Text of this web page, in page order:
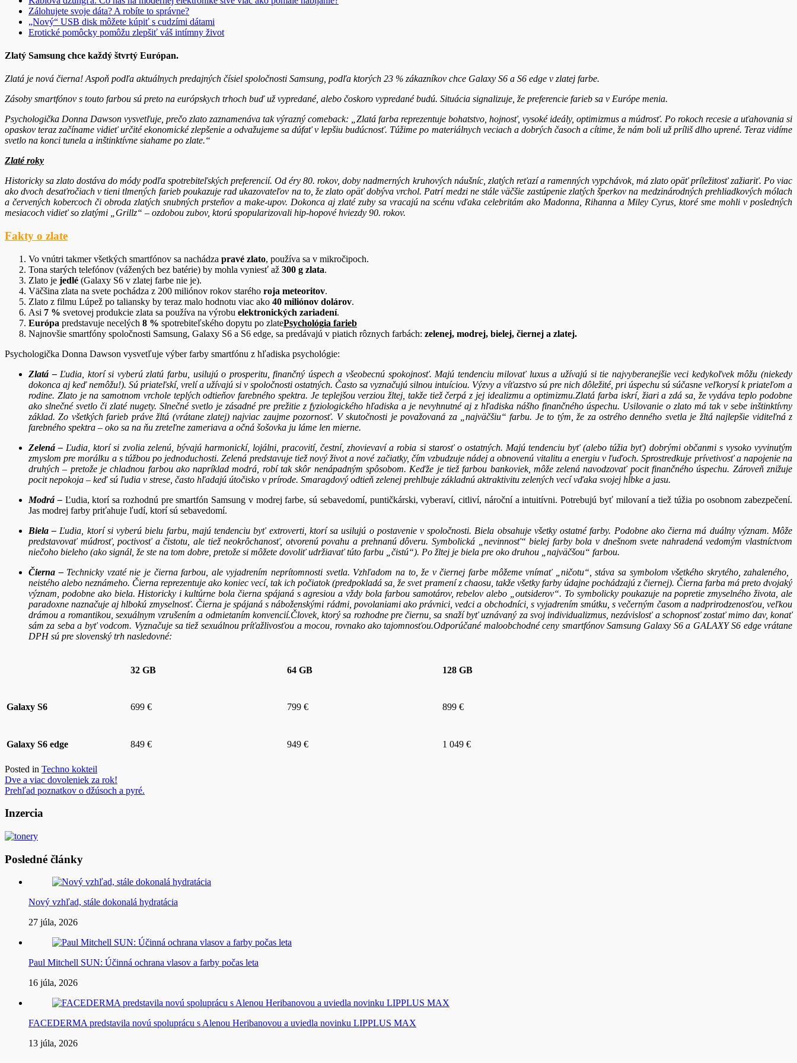
Zálohujete svoje dáta? A robíte to správne?
„Nový“ USB disk môžete kúpiť s cudzími dátami
Erotické pomôcky pomôžu zlepšiť váš intímny život
Zlatý Samsung chce každý štvrtý Európan.
Zlatá je nová čierna! Aspoň podľa aktuálnych predajných čísiel spoločnosti Samsung, podľa ktorých 23 % zákazníkov chce Galaxy S6 a S6 edge v zlatej farbe.
Zásoby smartfónov s touto farbou sú preto na európskych trhoch buď už vypredané, alebo čoskoro vypredané budú. Situácia signalizuje, že preferencie farieb sa v Európe menia.
Psychologička Donna Dawson vysvetľuje, prečo zlato zaznamenáva tak výrazný comeback: „Zlatá farba reprezentuje bohatstvo, hojnosť, vysoké ideály, optimizmus a múdrosť. Po rokoch recesie a uťahovania si
opaskov teraz začíname vidieť určité ekonomické zlepšenie a odvažujeme sa dúfať v lepšiu budúcnosť. Túžime po materiálnych veciach a dobrých časoch a cítime, že nám boli už príliš dlho uprené. Teraz vidíme
svetlo na konci tunela a inštinktívne siahame po zlate.“
Zlaté roky
Historicky sa zlato dostáva do módy podľa spotrebiteľských preferencií. Od éry 80. rokov, doby nadmerných kruhových náušníc, zlatých reťazí a ramenných vypchávok, má zlato opäť príležitosť zažiariť. Po viac
ako dvoch desaťročiach v tieni tlmených farieb poukazuje rad ukazovateľov na to, že zlato opäť dobýva vrchol. Patrí medzi ne stále väčšie zastúpenie zlatých šperkov na medzinárodných prehliadkových mólach
a červených kobercoch či obroda zlatých snubných prsteňov a make-upov. Dokonca aj zlaté zuby sa vracajú na scénu vďaka celebritám ako Madonna, Rihanna a Miley Cyrus, ktoré sme mohli v posledných
mesiacoch vidieť so zlatými „Grillz“ – ozdobou zubov, ktorú spopularizovali hip-hopové hviezdy 90. rokov.
Fakty o zlate
Vo vnútri takmer všetkých smartfónov sa nachádza pravé zlato, používa sa v mikročipoch.
Tona starých telefónov (vážených bez batérie) by mohla vyniesť až 300 g zlata.
Zlato je jedlé (Galaxy S6 v zlatej farbe nie je).
Väčšina zlata na svete pochádza z 200 miliónov rokov starého roja meteoritov.
Zlato z filmu Lúpež po taliansky by teraz malo hodnotu viac ako 40 miliónov dolárov.
Asi 7 % svetovej produkcie zlata sa používa na výrobu elektronických zariadení.
Európa predstavuje necelých 8 % spotrebiteľského dopytu po zlatePsychológia farieb
Najnovšie smartfóny spoločnosti Samsung, Galaxy S6 a S6 edge, sa predávajú v piatich rôznych farbách: zelenej, modrej, bielej, čiernej a zlatej.
Psychologička Donna Dawson vysvetľuje výber farby smartfónu z hľadiska psychológie:
Zlatá – Ľudia, ktorí si vyberú zlatú farbu, usilujú o prosperitu, finančný úspech a všeobecnú spokojnosť. Majú tendenciu milovať luxus a užívajú si tie najvyberanejšie veci kedykoľvek môžu (niekedy
dokonca aj keď nemôžu!). Sú priateľskí, vrelí a užívajú si v spoločnosti ostatných. Často sa vyznačujú silnou intuíciou. Výzvy a víťazstvo sú pre nich dôležité, pri úspechu sú súčasne veľkorysí k priateľom a
rodine. Zlato je na samotnom vrchole teplých odtieňov farebného spektra. Je teplejšou verziou žltej, takže tiež čerpá z jej idealizmu a optimizmu.Zlatá farba iskrí, žiari a zdá sa, že vydáva teplo podobne
ako slnečné svetlo či zlaté nugety. Slnečné svetlo je zásadné pre prežitie z fyziologického hľadiska a je nevyhnutné aj z hľadiska nášho finančného úspechu. Usilovanie o zlato má tak v sebe inštinktívny
základ. Zo všetkých farieb práve žltá (vrátane zlatej) najviac zaujme pozornosť. V skutočnosti je považovaná za „najväčšiu“ farbu. Je to tým, že za ostrého denného svetla je žltá najlepšie viditeľná z
farebného spektra – oko sa na ňu zreteľne zameriava a očná šošovka ju láme len mierne.
Zelená – Ľudia, ktorí si zvolia zelenú, bývajú harmonickí, lojálni, pracovití, čestní, zhovievaví a robia si starosť o ostatných. Majú tendenciu byť (alebo túžia byť) dobrými občanmi s vysoko vyvinutým
zmyslom pre morálku a s túžbou po jednoduchosti. Zelená predstavuje tiež nový život a nové začiatky, čím vzbudzuje nádej a obnovenú vitalitu a energiu v ľuďoch. Sprostredkuje prívetivosť a napojenie na
druhých – pretože je chladnou farbou ako napríklad modrá, robí tak skôr nenápadným spôsobom. Keďže je tiež farbou bankoviek, môže zelená navodzovať pocit finančného úspechu. Zároveň znižuje
pocit nepokoja – keď sú ľudia v strese, často hľadajú útočisko v prírode. Smaragdový odtieň zelenej prehlbuje základnú aktraktivitu zelených vecí vďaka svojej hĺbke a jasu.
Modrá – Ľudia, ktorí sa rozhodnú pre smartfón Samsung v modrej farbe, sú sebavedomí, puntičkárski, vyberaví, citliví, nároční a intuitívni. Potrebujú byť milovaní a tiež túžia po osobnom zabezpečení.
Jas modrej farby priťahuje ľudí, ktorí sú sebavedomí.
Biela – Ľudia, ktorí si vyberú bielu farbu, majú tendenciu byť extroverti, ktorí sa usilujú o postavenie v spoločnosti. Biela obsahuje všetky ostatné farby. Podobne ako čierna má duálny význam. Môže
predstavovať múdrosť, poctivosť a čistotu, ale tiež neokrôchanosť, otvorenú povahu a prehnanú dôveru. Symbolická „nevinnosť“ bielej farby bola v dnešnom svete nahradená vedomým vlastníctvom
niečoho bieleho (ako signál, že ste na tom dobre, pretože si môžete dovoliť udržiavať túto farbu „čistú“). Po žltej je biela pre oko druhou „najväčšou“ farbou.
Čierna – Technicky vzaté nie je čierna farbou, ale vyjadrením neprítomnosti svetla. Vzhľadom na to, že v čiernej farbe môžeme vnímať „ničotu“, stáva sa symbolom všetkého skrytého, zahaleného, ​​
neistého alebo neznámeho. Čierna reprezentuje ako koniec vecí, tak ich počiatok (predpokladá sa, že svet pramení z chaosu, takže všetky farby údajne pochádzajú z čiernej). Čierna farba má preto dvojaký
význam, podobne ako biela. Historicky i kultúrne bola čierna spájaná s agresiou a vždy bola farbou samotárov, rebelov alebo „outsiderov“. To symbolicky poukazuje na popretie zmyselného života, ale
paradoxne naznačuje aj hlbokú zmyselnosť. Čierna je spájaná s náboženskými rádmi, povolaniami ako právnici, vedci a obchodníci, s vyjadrením smútku, s večerným časom a nadprirodzenosťou, veľkou
drámou a romantikou, sexuálnym vzrušením a odmietaním konvencií.Človek, ktorý sa rozhodne pre čiernu, sa snaží byť uznávaný za svoj individualizmus, nezávislosť a schopnosť zostať mimo dav, konať
sám za seba a byť vodcom. Vyznačuje sa tiež sexuálnou príťažlivosťou a mocou, rovnako ako tajomnosťou.Odporúčané maloobchodné ceny smartfónov Samsung Galaxy S6 a GALAXY S6 edge vrátane
DPH sú pre slovenský trh nasledovné:
32 GB 64 GB 128 GB
Galaxy S6 699 € 799 € 899 €
Galaxy S6 edge 849 € 949 € 1 049 €
Posted in Techno kokteil
Navigácia
v
článku
Dve a viac dovoleniek za rok!
Prehľad poznatkov o džúsoch a pyré.
Inzercia
Posledné články
Nový vzhľad, stále dokonalá hydratácia
27 júla, 2026
Paul Mitchell SUN: Účinná ochrana vlasov a farby počas leta
16 júla, 2026
FACEDERMA predstavila novú spoluprácu s Alenou Heribanovou a uviedla novinku LIPPLUS MAX
13 júla, 2026